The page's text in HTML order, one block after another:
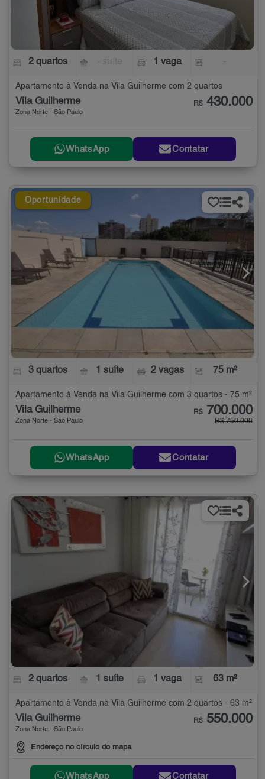
2 quartos 1 vaga
Apartamento à Venda na Vila Guilherme com 2 quartos
Vila Guilherme
Zona Norte - São Paulo
R$ 430.000
WhatsApp Contatar
Oportunidade
3 quartos 1 suíte 2 vagas 75 m²
Apartamento à Venda na Vila Guilherme com 3 quartos - 75 m²
Vila Guilherme
Zona Norte - São Paulo
R$ 700.000
R$ 750.000
WhatsApp Contatar
2 quartos 1 suíte 1 vaga 63 m²
Apartamento à Venda na Vila Guilherme com 2 quartos - 63 m²
Vila Guilherme
Zona Norte - São Paulo
Endereço no círculo do mapa
R$ 550.000
WhatsApp Contatar